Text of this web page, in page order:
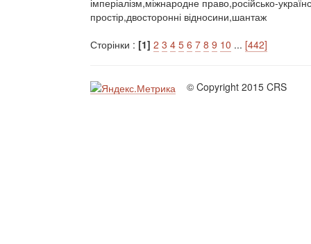
імперіалізм,міжнародне право,російсько-
простір,двосторонні відносини,шантаж
Сторінки : [1] 2 3 4 5 6 7 8 9 10 ... [442]
© Copyright 2015 CRS